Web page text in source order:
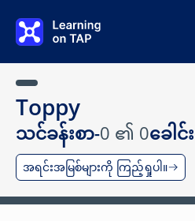
Toppy
သင်ခန်းစာ-0 ၏ 0ခေါင်
အရင်းအမြစ်များကို ကြည့်ရှုပါ။